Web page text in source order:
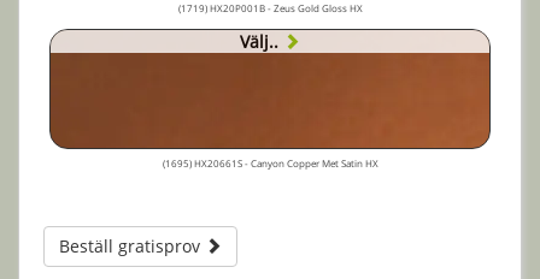
(1719) HX20P001B - Zeus Gold Gloss HX
Välj..
(1695) HX20661S - Canyon Copper Met Satin HX
Beställ gratisprov